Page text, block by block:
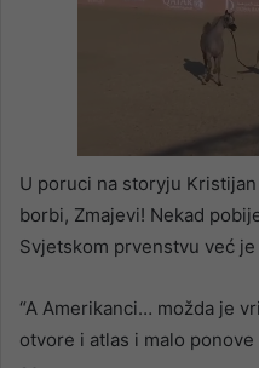
U poruci na storyju
borbi, Zmajevi! Nekad
Svjetskom prvenstvu već je
“A Amerikanci… možda je
otvore i atlas i malo